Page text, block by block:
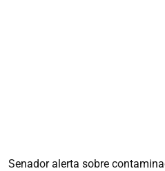
Senador alerta sobre